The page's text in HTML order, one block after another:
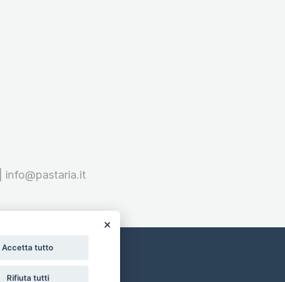
info@pastaria.it
Accetta tutto
Rifiuta tutti